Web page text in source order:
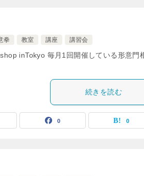
拳 教室 講座 講習会
inTokyo 毎月1回開催している形意門
続きを読む
0 0